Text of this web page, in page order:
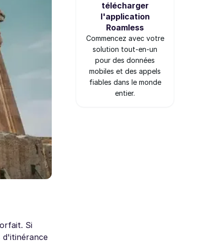
Si
d'itinérance
télécharger
l'application
Roamless
Commencez avec votre
solution tout-en-un
pour des données
mobiles et des appels
fiables dans le monde
entier.